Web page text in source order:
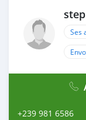
Ses
+239 981 6586